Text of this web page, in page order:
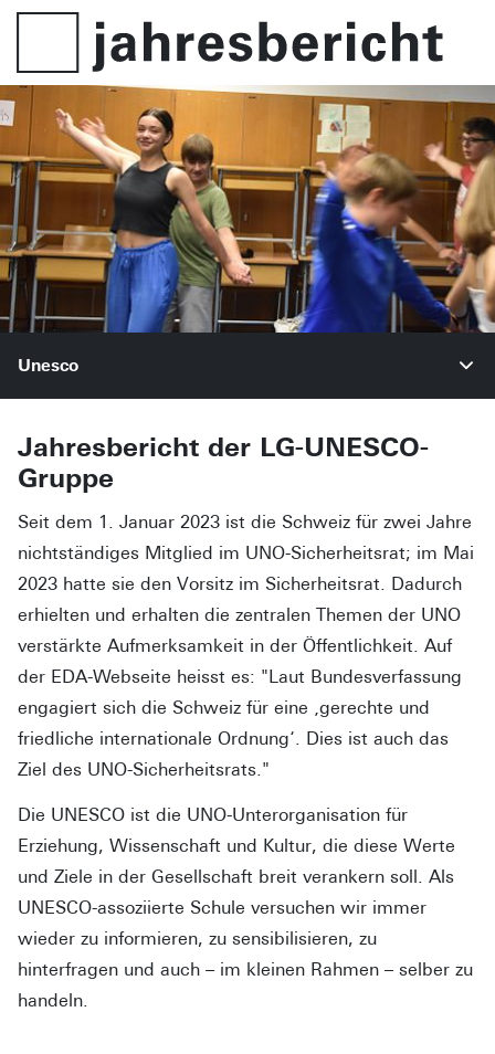
Unesco
Jahresbericht der LG-UNESCO-
Gruppe
Seit dem 1. Januar 2023 ist die Schweiz für zwei Jahre
nichtständiges Mitglied im UNO-Sicherheitsrat; im Mai
2023 hatte sie den Vorsitz im Sicherheitsrat. Dadurch
erhielten und erhalten die zentralen Themen der UNO
verstärkte Aufmerksamkeit in der Öffentlichkeit. Auf
der EDA-Webseite heisst es: "Laut Bundesverfassung
engagiert sich die Schweiz für eine ‚gerechte und
friedliche internationale Ordnung‘. Dies ist auch das
Ziel des UNO-Sicherheitsrats."
Die UNESCO ist die UNO-Unterorganisation für
Erziehung, Wissenschaft und Kultur, die diese Werte
und Ziele in der Gesellschaft breit verankern soll. Als
UNESCO-assoziierte Schule versuchen wir immer
wieder zu informieren, zu sensibilisieren, zu
hinterfragen und auch – im kleinen Rahmen – selber zu
handeln.